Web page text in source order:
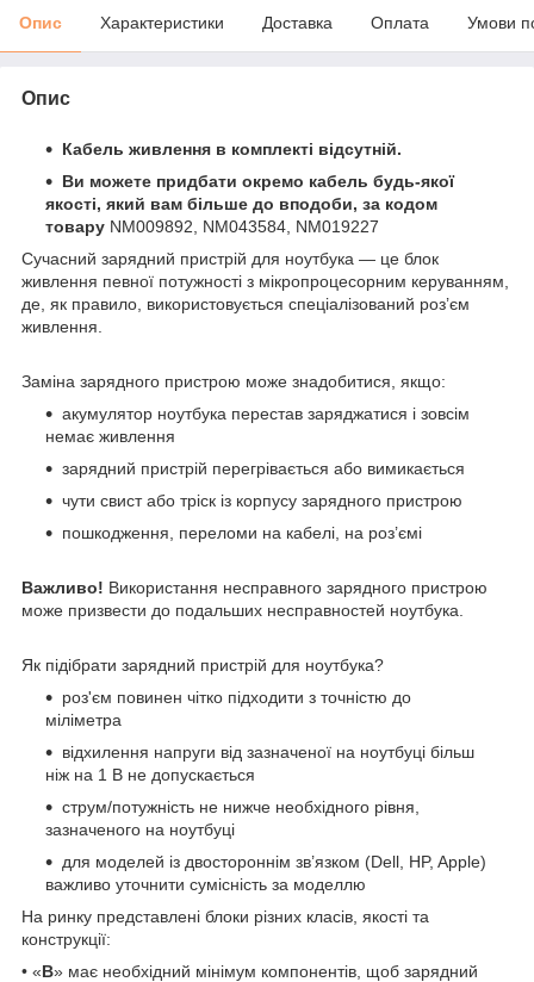
Опис Характеристики Доставка Оплата Умови
Опис
Кабель живлення в комплекті відсутній.
Ви можете придбати окремо кабель будь-якої
якості, який вам більше до вподоби, за кодом
товару NM009892, NM043584, NM019227
Сучасний зарядний пристрій для ноутбука — це блок
живлення певної потужності з мікропроцесорним керуванням,
де, як правило, використовується спеціалізований роз’єм
живлення.
Заміна зарядного пристрою може знадобитися, якщо:
акумулятор ноутбука перестав заряджатися і зовсім
немає живлення
зарядний пристрій перегрівається або вимикається
чути свист або тріск із корпусу зарядного пристрою
пошкодження, переломи на кабелі, на роз’ємі
Важливо! Використання несправного зарядного пристрою
може призвести до подальших несправностей ноутбука.
Як підібрати зарядний пристрій для ноутбука?
роз'єм повинен чітко підходити з точністю до
міліметра
відхилення напруги від зазначеної на ноутбуці більш
ніж на 1 В не допускається
струм/потужність не нижче необхідного рівня,
зазначеного на ноутбуці
для моделей із двостороннім зв’язком (Dell, HP, Apple)
важливо уточнити сумісність за моделлю
На ринку представлені блоки різних класів, якості та
конструкції:
• «B» має необхідний мінімум компонентів, щоб зарядний